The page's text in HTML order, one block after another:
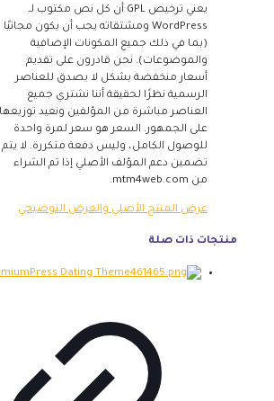
يعني ترخيص GPL أن كل نص مكتوب لـ
WordPress ومشتقاته يجب أن يكون مجانيًا
(بما في ذلك جميع المكونات الإضافية
والموضوعات). نحن قادرون على تقديم
أسعار منخفضة بشكل لا يصدق للعناصر
الرسمية نظرًا لحقيقة أننا نشتري جميع
العناصر مباشرة من المؤلفين ونعيد توزيعها
على الجمهور. السعر هو سعر لمرة واحدة
للوصول الكامل، وليس دفعة متكررة. لا يتم
تضمين دعم المؤلف الأصلي إذا تم الشراء
من mtm4web.com.
عرض المنتج الأصلي والعرض التوضيحي
منتجات ذات صلة